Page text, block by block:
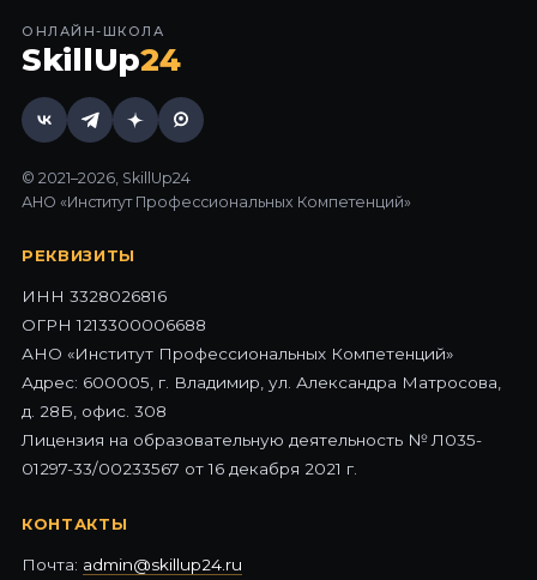
ОНЛАЙН-ШКОЛА
SkillUp24
© 2021–2026, SkillUp24
АНО «Институт Профессиональных Компетенций»
РЕКВИЗИТЫ
ИНН 3328026816
ОГРН 1213300006688
АНО «Институт Профессиональных Компетенций»
Адрес: 600005, г. Владимир, ул. Александра Матросова,
д. 28Б, офис. 308
Лицензия на образовательную деятельность № Л035-
01297-33/00233567 от 16 декабря 2021 г.
КОНТАКТЫ
Почта: admin@skillup24.ru